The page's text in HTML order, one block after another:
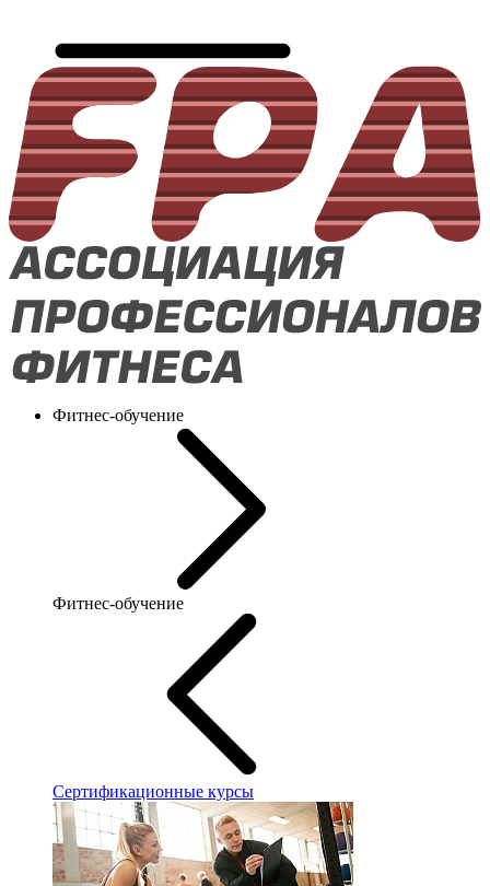
Фитнес-обучение
Фитнес-обучение
Сертификационные курсы